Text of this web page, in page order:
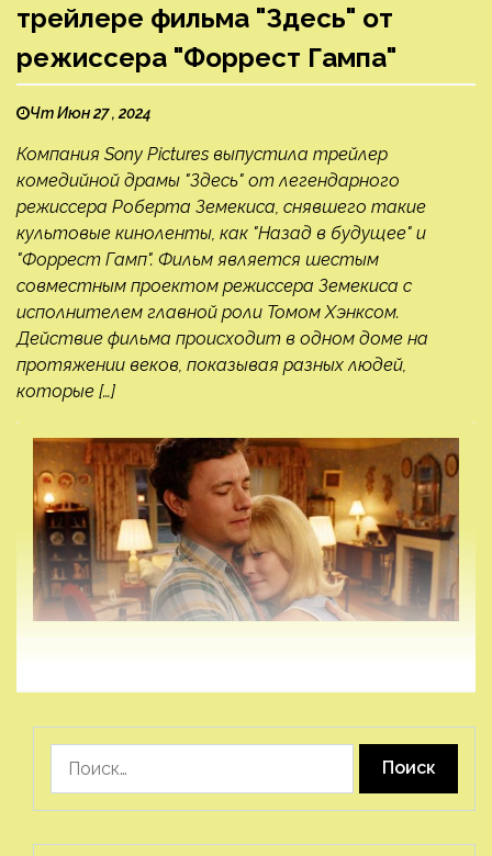
трейлере фильма "Здесь" от
режиссера "Форрест Гампа"
Чт Июн 27 , 2024
Компания Sony Pictures выпустила трейлер
комедийной драмы "Здесь" от легендарного
режиссера Роберта Земекиса, снявшего такие
культовые киноленты, как "Назад в будущее" и
"Форрест Гамп". Фильм является шестым
совместным проектом режиссера Земекиса с
исполнителем главной роли Томом Хэнксом.
Действие фильма происходит в одном доме на
протяжении веков, показывая разных людей,
которые […]